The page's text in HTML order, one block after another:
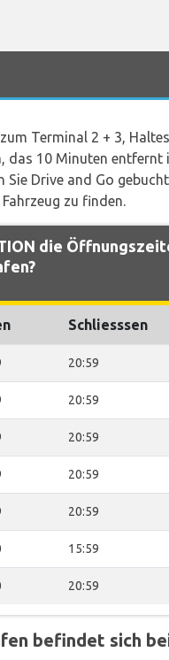
Terminal 2 + 3,
das 10 Minuten entfernt
Drive and Go
zu finden.
die
Schliesssen
20:59
20:59
20:59
20:59
20:59
15:59
20:59
befindet sich